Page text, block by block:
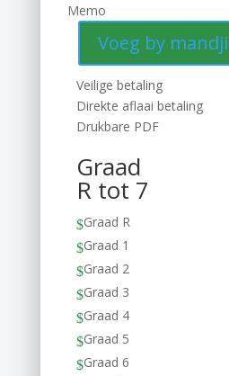
Memo
Voeg by
Veilige betaling
Direkte aflaai betaling
Drukbare PDF
Graad
R tot 7
$Graad R
$Graad 1
$Graad 2
$Graad 3
$Graad 4
$Graad 5
$Graad 6